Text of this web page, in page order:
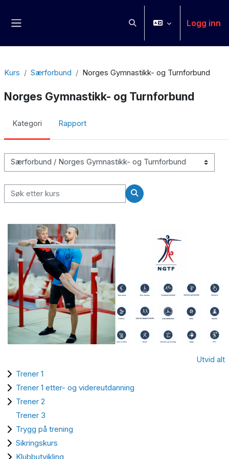
Veksle inndata for søkLogg inn
Kurs Særforbund Norges Gymnastikk- og Turnforbund
Norges Gymnastikk- og Turnforbund
Kategori Rapport
Kurskategorier
Søk etter kurs
Søk etter kurs
Utvid alt
Trener 1
Trener 1 etter- og videreutdanning
Trener 2
Trener 3
Trygg på trening
Sikringskurs
Klubbutvikling